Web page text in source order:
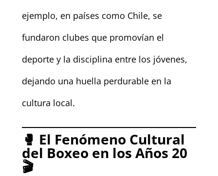
ejemplo, en países como Chile, se
fundaron clubes que promovían el
deporte y la disciplina entre los jóvenes,
dejando una huella perdurable en la
cultura local.
🥊 El Fenómeno Cultural
del Boxeo en los Años 20
🎬